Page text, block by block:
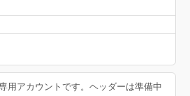
用アカウントです。ヘッダーは準備中